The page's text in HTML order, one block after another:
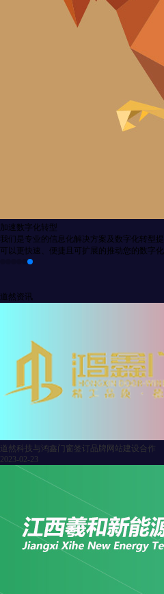
道然资讯
道然科技与鸿鑫门窗签订品牌网站建设合作
2023-02-23